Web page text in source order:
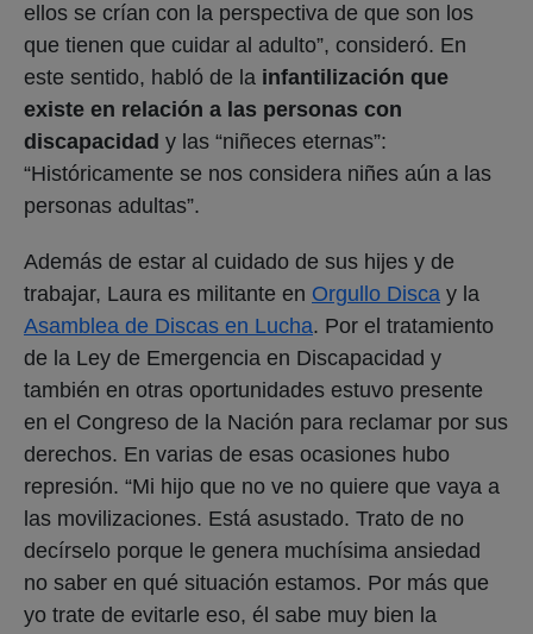
ellos se crían con la perspectiva de que son los
que tienen que cuidar al adulto”, consideró. En
este sentido, habló de la infantilización que
existe en relación a las personas con
discapacidad y las “niñeces eternas”:
“Históricamente se nos considera niñes aún a las
personas adultas”.
Además de estar al cuidado de sus hijes y de
trabajar, Laura es militante en Orgullo Disca y la
Asamblea de Discas en Lucha. Por el tratamiento
de la Ley de Emergencia en Discapacidad y
también en otras oportunidades estuvo presente
en el Congreso de la Nación para reclamar por sus
derechos. En varias de esas ocasiones hubo
represión. “Mi hijo que no ve no quiere que vaya a
las movilizaciones. Está asustado. Trato de no
decírselo porque le genera muchísima ansiedad
no saber en qué situación estamos. Por más que
yo trate de evitarle eso, él sabe muy bien la